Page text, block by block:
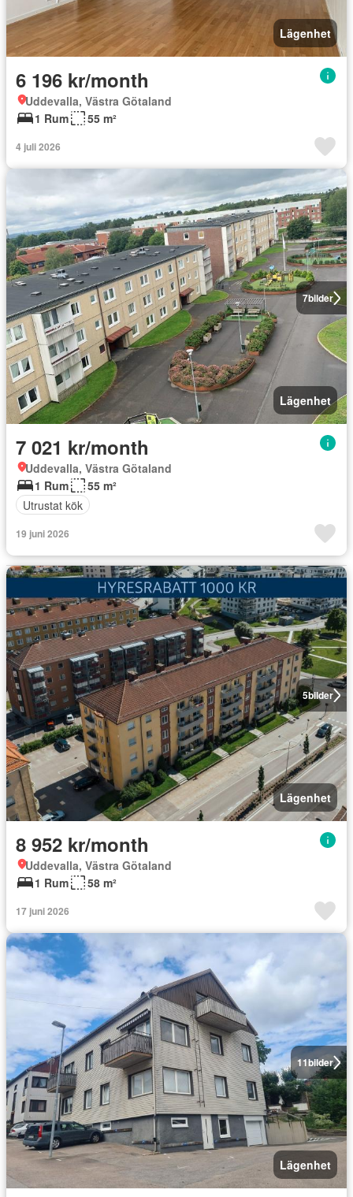
Lägenhet
6 196 kr/month
Uddevalla, Västra Götaland
1 Rum
55 m²
4 juli 2026
7bilder
Lägenhet
7 021 kr/month
Uddevalla, Västra Götaland
1 Rum
55 m²
Utrustat kök
19 juni 2026
5bilder
Lägenhet
8 952 kr/month
Uddevalla, Västra Götaland
1 Rum
58 m²
17 juni 2026
11bilder
Lägenhet